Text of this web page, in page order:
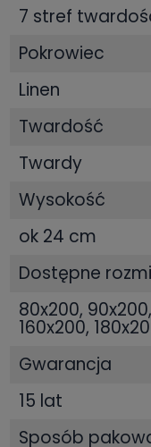
7 stref
Pokrowiec
Linen
Twardość
Twardy
Wysokość
ok 24 cm
Dostępne
80x200,
160x200,
Gwarancja
15 lat
Sposób